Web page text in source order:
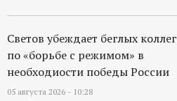
Светов убеждает беглых коллег
по «борьбе с режимом» в
необходиости победы России
05 августа 2026 - 10:28